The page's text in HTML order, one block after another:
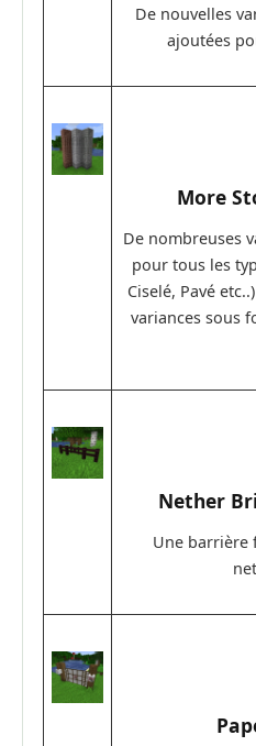
De nouvelles
ajoutées
More
De nombreuses
pour tous les
Ciselé, Pavé
variances sous
Nether
Une barrière